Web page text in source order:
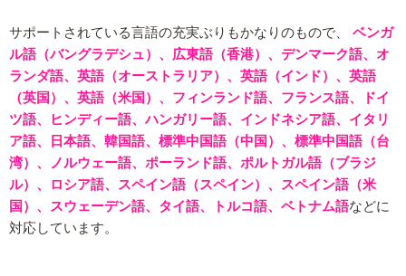
サポートされている言語の充実ぶりもかなりのもので、
ベンガ
ル語（バングラデシュ）、広東語（香港）、デンマーク語、オ
ランダ語、英語（オーストラリア）、英語（インド）、英語
（英国）、英語（米国）、フィンランド語、フランス語、ドイ
ツ語、ヒンディー語、ハンガリー語、インドネシア語、イタリ
ア語、日本語、韓国語、標準中国語（中国）、標準中国語（台
湾）、ノルウェー語、ポーランド語、ポルトガル語（ブラジ
ル）、ロシア語、スペイン語（スペイン）、スペイン語（米
国）、スウェーデン語、タイ語、トルコ語、ベトナム語などに
対応しています。